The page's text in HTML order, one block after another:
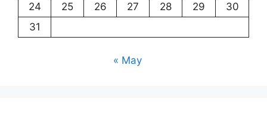
24
25 26 27 28 29
30
31
« May